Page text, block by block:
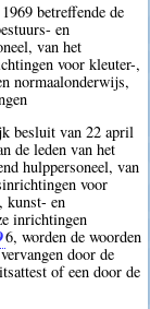
betreffende de
en
van het
voor kleuter-,
normaalonderwijs,
besluit van 22 april
de leden van het
hulppersoneel, van
voor
kunst- en
inrichtingen
6, worden de woorden
door de
of een door de